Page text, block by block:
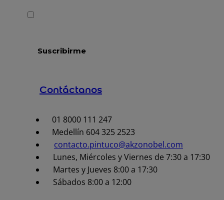
Contáctanos
01 8000 111 247
Medellín 604 325 2523
contacto.pintuco@akzonobel.com
Lunes, Miércoles y Viernes de 7:30 a 17:30
Martes y Jueves 8:00 a 17:30
Sábados 8:00 a 12:00